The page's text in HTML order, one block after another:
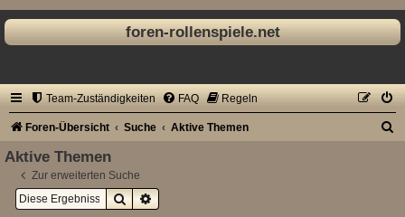
foren-rollenspiele.net
Team-Zuständigkeiten FAQ Regeln
Foren-Übersicht Suche Aktive Themen
Aktive Themen
Zur erweiterten Suche
SucheErweiterte Suche